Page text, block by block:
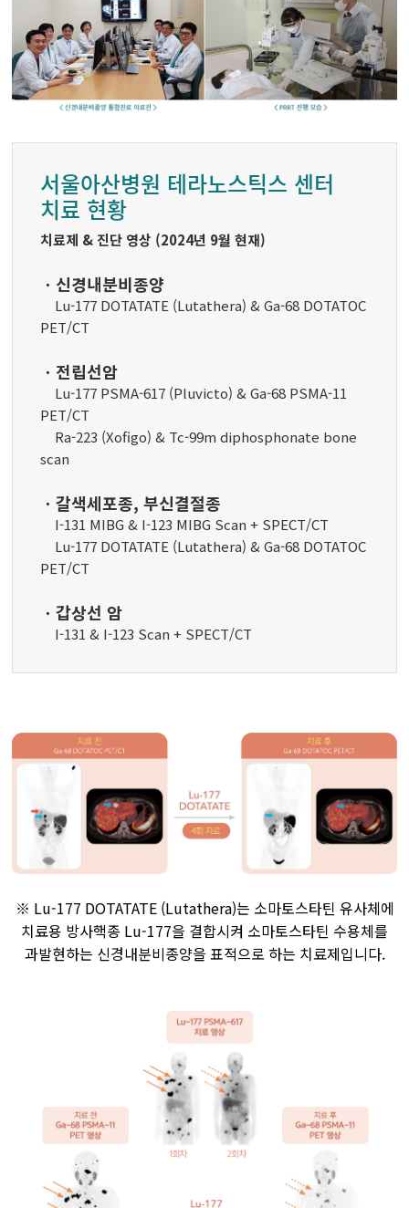
서울아산병원 테라노스틱스 센터
치료 현황
치료제 & 진단 영상 (2024년 9월 현재)
ㆍ신경내분비종양
Lu-177 DOTATATE (Lutathera) & Ga-68 DOTATOC
PET/CT
ㆍ전립선암
Lu-177 PSMA-617 (Pluvicto) & Ga-68 PSMA-11
PET/CT
Ra-223 (Xofigo) & Tc-99m diphosphonate bone
scan
ㆍ갈색세포종, 부신결절종
I-131 MIBG & I-123 MIBG Scan + SPECT/CT
Lu-177 DOTATATE (Lutathera) & Ga-68 DOTATOC
PET/CT
ㆍ갑상선 암
I-131 & I-123 Scan + SPECT/CT
※ Lu-177 DOTATATE (Lutathera)는 소마토스타틴 유사체에
치료용 방사핵종 Lu-177을 결합시켜 소마토스타틴 수용체를
과발현하는 신경내분비종양을 표적으로 하는 치료제입니다.